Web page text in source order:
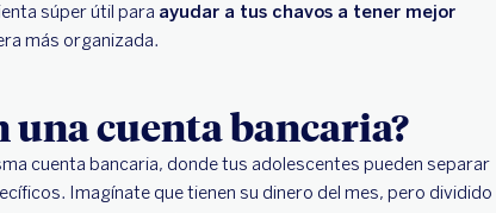
súper útil para ayudar a tus chavos a tener mejor
más organizada.
una cuenta bancaria?
cuenta bancaria, donde tus adolescentes pueden separar
Imagínate que tienen su dinero del mes, pero dividido